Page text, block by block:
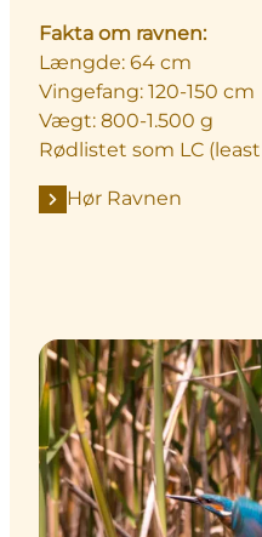
Fakta om ravnen:
Længde: 64 cm
Vingefang: 120-150 cm
Vægt: 800-1.500 g
Rødlistet som LC
Hør Ravnen